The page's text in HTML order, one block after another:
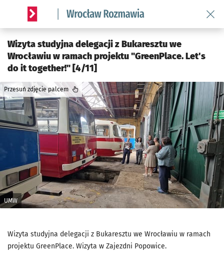
Serwis informacyjny wroclaw.pl podserwis: Rozmawia
Wizyta studyjna delegacji z Bukaresztu we
Wrocławiu w ramach projektu "GreenPlace. Let's
do it together!" [4/11]
UMW
Przesuń zdjęcie palcem
Wizyta studyjna delegacji z Bukaresztu we Wrocławiu w ramach
projektu GreenPlace. Wizyta w Zajezdni Popowice.